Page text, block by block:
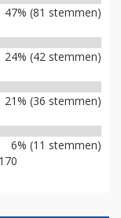
47% (81 stemmen)
24% (42 stemmen)
21% (36 stemmen)
6% (11 stemmen)